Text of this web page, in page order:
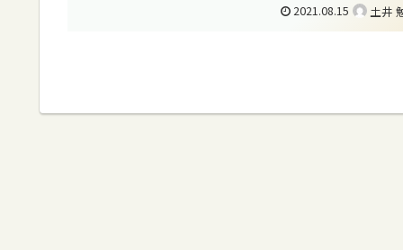
2021.08.15 土井